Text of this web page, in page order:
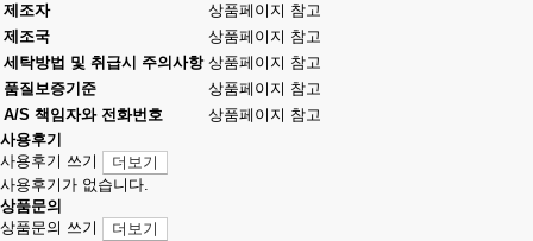
제조자
상품페이지 참고
제조국
상품페이지 참고
세탁방법 및 취급시 주의사항 상품페이지 참고
품질보증기준
상품페이지 참고
A/S 책임자와 전화번호
상품페이지 참고
사용후기
사용후기 쓰기
더보기
사용후기가 없습니다.
상품문의
상품문의 쓰기
더보기